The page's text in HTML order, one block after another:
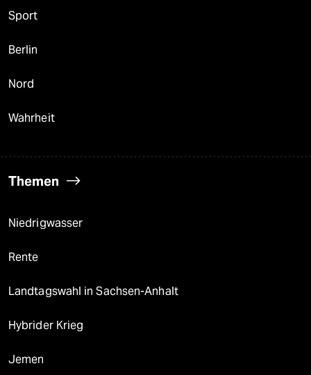
Sport
Berlin
Nord
Wahrheit
Themen
Niedrigwasser
Rente
Landtagswahl in Sachsen-Anhalt
Hybrider Krieg
Jemen